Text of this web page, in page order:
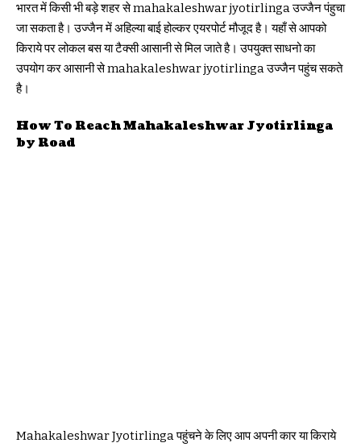
भारत में किसी भी बड़े शहर से mahakaleshwar jyotirlinga उज्जैन पंहुचा
जा सकता है। उज्जैन में अहिल्या बाई होल्कर एयरपोर्ट मौजूद है। यहाँ से आपको
किराये पर लोकल बस या टैक्सी आसानी से मिल जाते है। उपयुक्त साधनो का
उपयोग कर आसानी से mahakaleshwar jyotirlinga उज्जैन पहुंच सकते
है।
How To Reach Mahakaleshwar Jyotirlinga
by Road
Mahakaleshwar Jyotirlinga पहुंचने के लिए आप अपनी कार या किराये